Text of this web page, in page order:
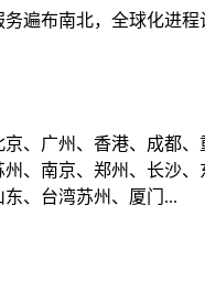
遍布南北，全球化进
、广州、香港、成都、
、南京、郑州、长沙、
、台湾苏州、厦门...